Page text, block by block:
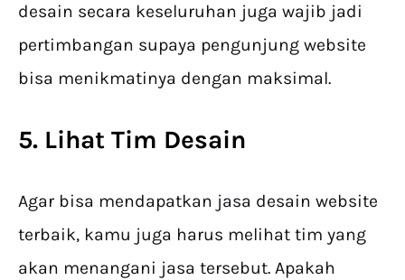
desain secara keseluruhan juga wajib jadi
pertimbangan supaya pengunjung website
bisa menikmatinya dengan maksimal.
5. Lihat Tim Desain
Agar bisa mendapatkan jasa desain website
terbaik, kamu juga harus melihat tim yang
akan menangani jasa tersebut. Apakah